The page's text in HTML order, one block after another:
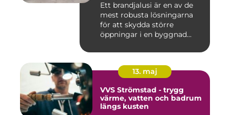
Ett brandjalusi är en av de
mest robusta lösningarna
för att skydda större
öppningar i en byggnad
13. maj
VVS Strömstad - trygg
värme, vatten och badrum
längs kusten